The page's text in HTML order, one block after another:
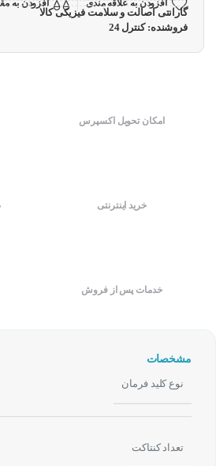
افزودن به علاقه مندی افزودن به
گارانتی اصالت و سلامت فیزیکی کالا
فروشنده: کنترل 24
امکان تحویل اکسپرس
خرید اینترنتی
خدمات پس از فروش
مشخصات
نوع کلید فرمان
تعداد کنتاکت